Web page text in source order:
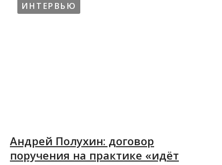
ИНТЕРВЬЮ
Андрей Полухин: договор
поручения на практике «идёт